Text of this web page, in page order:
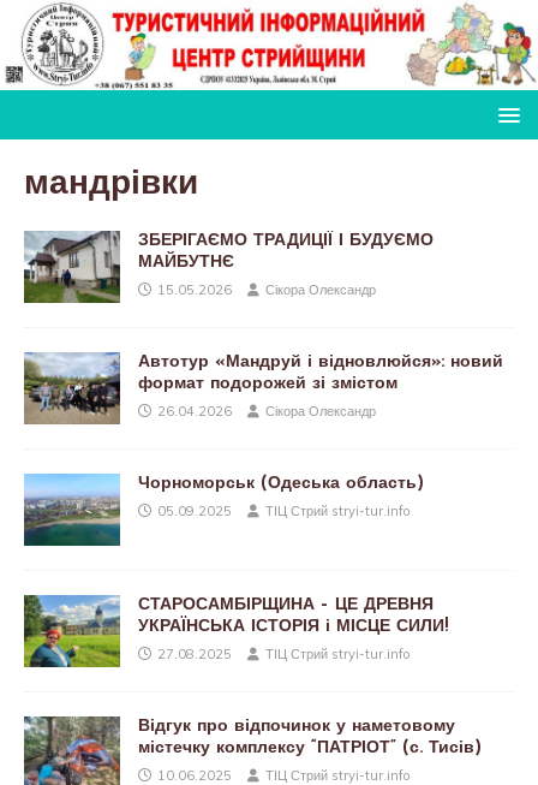
мандрівки
ЗБЕРІГАЄМО ТРАДИЦІЇ І БУДУЄМО
МАЙБУТНЄ
15.05.2026 Сікора Олександр
Автотур «Мандруй і відновлюйся»: новий
формат подорожей зі змістом
26.04.2026 Сікора Олександр
Чорноморськ (Одеська область)
05.09.2025 ТІЦ Стрий stryi-tur.info
СТАРОСАМБІРЩИНА – ЦЕ ДРЕВНЯ
УКРАЇНСЬКА ІСТОРІЯ і МІСЦЕ СИЛИ!
27.08.2025 ТІЦ Стрий stryi-tur.info
Відгук про відпочинок у наметовому
містечку комплексу “ПАТРІОТ” (с. Тисів)
10.06.2025 ТІЦ Стрий stryi-tur.info